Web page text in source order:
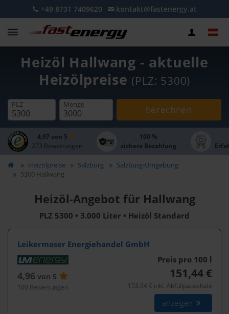
+49 8731 7409620 kontakt@fastenergy.at
Heizöl Hallwang - aktuelle
Heizölpreise (PLZ: 5300)
PLZ Menge berechnen
4,97 von 5
273 Bewertungen
100 %
sichere Bezahlung
Heizölpreise Salzburg
Salzburg-Umgebung
5300 Hallwang
Heizöl-Angebot für Hallwang
PLZ 5300 • 3.000 Liter • Heizöl Standard
Leikermoser Energiehandel GmbH
4,96von 5
100 Bewertungen
Preis pro 100 l
151,44 €
153,04 € inkl. Abfüllpauschale
anzeigen